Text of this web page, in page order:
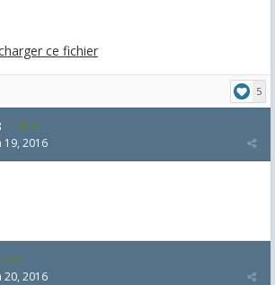
ce fichier
5
13
19, 2016
20, 2016